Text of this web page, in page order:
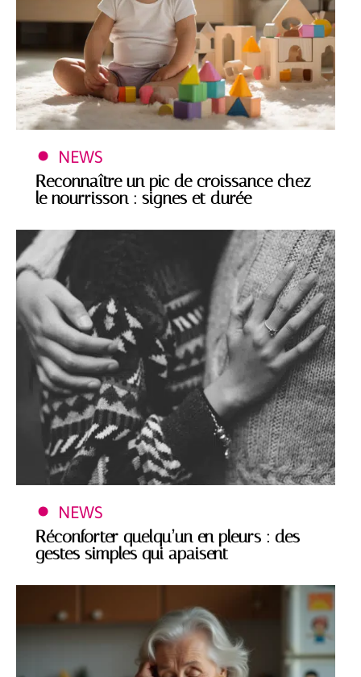
NEWS
Reconnaître un pic de croissance chez
le nourrisson : signes et durée
NEWS
Réconforter quelqu’un en pleurs : des
gestes simples qui apaisent